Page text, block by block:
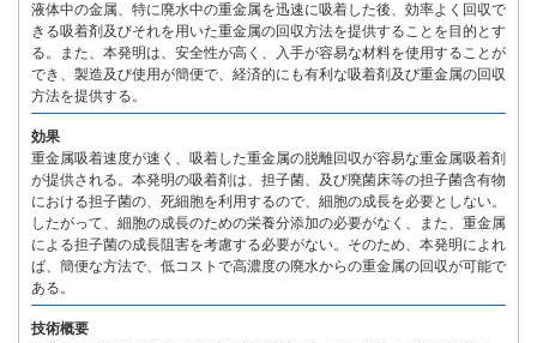
液体中の金属、特に廃水中の重金属を迅速に吸着した後、効率よく回収で
きる吸着剤及びそれを用いた重金属の回収方法を提供することを目的とす
る。また、本発明は、安全性が高く、入手が容易な材料を使用することが
でき、製造及び使用が簡便で、経済的にも有利な吸着剤及び重金属の回収
方法を提供する。
効果
重金属吸着速度が速く、吸着した重金属の脱離回収が容易な重金属吸着剤
が提供される。本発明の吸着剤は、担子菌、及び廃菌床等の担子菌含有物
における担子菌の、死細胞を利用するので、細胞の成長を必要としない。
したがって、細胞の成長のための栄養分添加の必要がなく、また、重金属
による担子菌の成長阻害を考慮する必要がない。そのため、本発明によれ
ば、簡便な方法で、低コストで高濃度の廃水からの重金属の回収が可能で
ある。
技術概要